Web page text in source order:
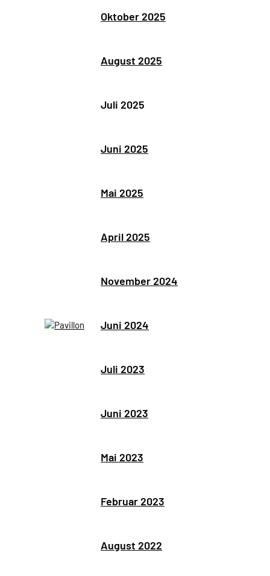
Oktober 2025
August 2025
Juli 2025
Juni 2025
Mai 2025
April 2025
November 2024
Juni 2024
Juli 2023
Juni 2023
Mai 2023
Februar 2023
August 2022